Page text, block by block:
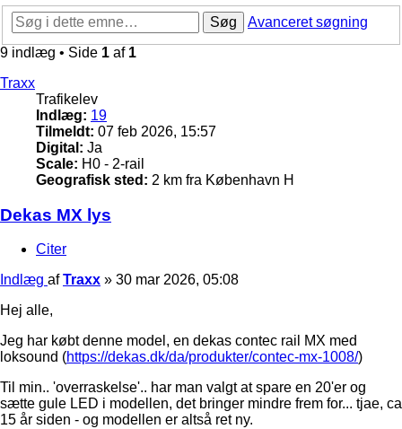
Søg
Avanceret søgning
9 indlæg • Side 1 af 1
Traxx
Trafikelev
Indlæg: 19
Tilmeldt: 07 feb 2026, 15:57
Digital: Ja
Scale: H0 - 2-rail
Geografisk sted: 2 km fra København H
Dekas MX lys
Citer
Indlæg afTraxx » 30 mar 2026, 05:08
Hej alle,
Jeg har købt denne model, en dekas contec rail MX med
loksound (https://dekas.dk/da/produkter/contec-mx-1008/)
Til min.. 'overraskelse'.. har man valgt at spare en 20'er og
sætte gule LED i modellen, det bringer mindre frem for... tjae, ca
15 år siden - og modellen er altså ret ny.